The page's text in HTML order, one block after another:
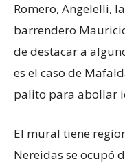
Romero, Angelelli,
barrendero
de destacar a
es el caso de
palito para abollar
El mural tiene
Nereidas se ocupó